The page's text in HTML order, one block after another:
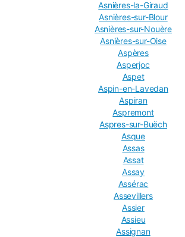
Asnières-la-Giraud
Asnières-sur-Blour
Asnières-sur-Nouère
Asnières-sur-Oise
Aspères
Asperjoc
Aspet
Aspin-en-Lavedan
Aspiran
Aspremont
Aspres-sur-Buëch
Asque
Assas
Assat
Assay
Assérac
Assevillers
Assier
Assieu
Assignan